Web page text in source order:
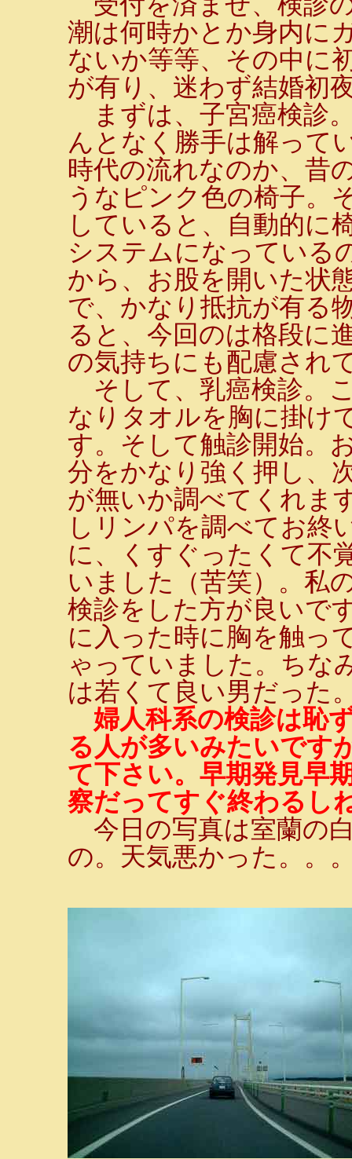
潮は何時かとか身内に
ないか等等、その中に
が有り、迷わず結婚初
まずは、子宮癌検診
んとなく勝手は解って
時代の流れなのか、昔
うなピンク色の椅子。
していると、自動的に
システムになっている
から、お股を開いた状
で、かなり抵抗が有る
ると、今回のは格段に
の気持ちにも配慮され
そして、乳癌検診。
なりタオルを胸に掛け
す。そして触診開始。
分をかなり強く押し、
が無いか調べてくれま
しリンパを調べてお終
に、くすぐったくて不
いました（苦笑）。私
検診をした方が良いで
に入った時に胸を触っ
ゃっていました。ちな
は若くて良い男だった
婦人科系の検診は恥
る人が多いみたいです
て下さい。早期発見早
察だってすぐ終わるし
今日の写真は室蘭の
の。天気悪かった。。